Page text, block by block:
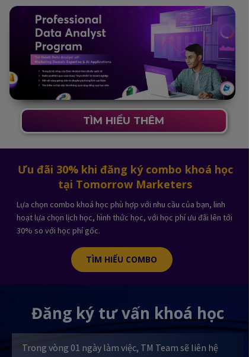
TÌM HIỂU THÊM
TÌM HIỂU COMBO
Ưu đãi 30% khi đăng ký combo khoá học
tại Tomorrow Marketers
Lựa chọn combo khoá học phù hợp với nhu cầu của bạn, linh
hoạt lựa chọn lịch học, hình thức học, với học phí ưu đãi lên tới
30% so với học phí gốc.
Đăng ký tư vấn khoá học
Trong vòng 01 ngày làm việc, TM Team sẽ liên hệ